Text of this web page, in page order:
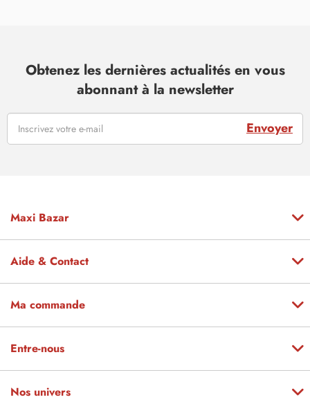
Obtenez les dernières actualités en vous
abonnant à la newsletter
Envoyer
Maxi Bazar
Aide & Contact
Ma commande
Entre-nous
Nos univers